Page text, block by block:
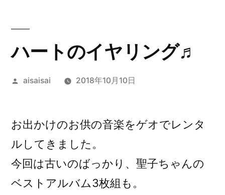
プハートのイヤリング♬
投
aisaisai 2018年10月10日
お出かけのお供の音楽をゲオでレンタ
ルしてきました。
今回は古いのばっかり、聖子ちゃんの
ベストアルバム3枚組も。